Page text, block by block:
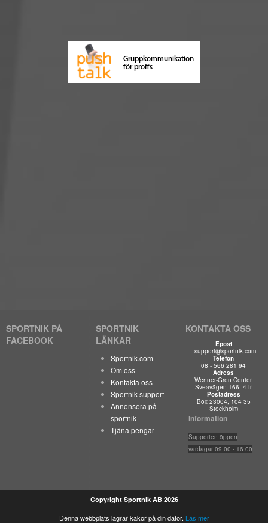
SPORTNIK PÅ
FACEBOOK
SPORTNIK
LÄNKAR
Sportnik.com
Om oss
Kontakta oss
Sportnik support
Annonsera på
sportnik
Tjäna pengar
KONTAKTA OSS
Epost
support@sportnik.com
Telefon
08 - 566 281 94
Adress
Wenner-Gren Center,
Sveavägen 166, 4 tr
Postadress
Box 23004, 104 35
Stockholm
Information
Supporten öppen
vardagar 09:00 - 16:00
Copyright Sportnik AB 2026
Denna webbplats lagrar kakor på din dator. Läs mer